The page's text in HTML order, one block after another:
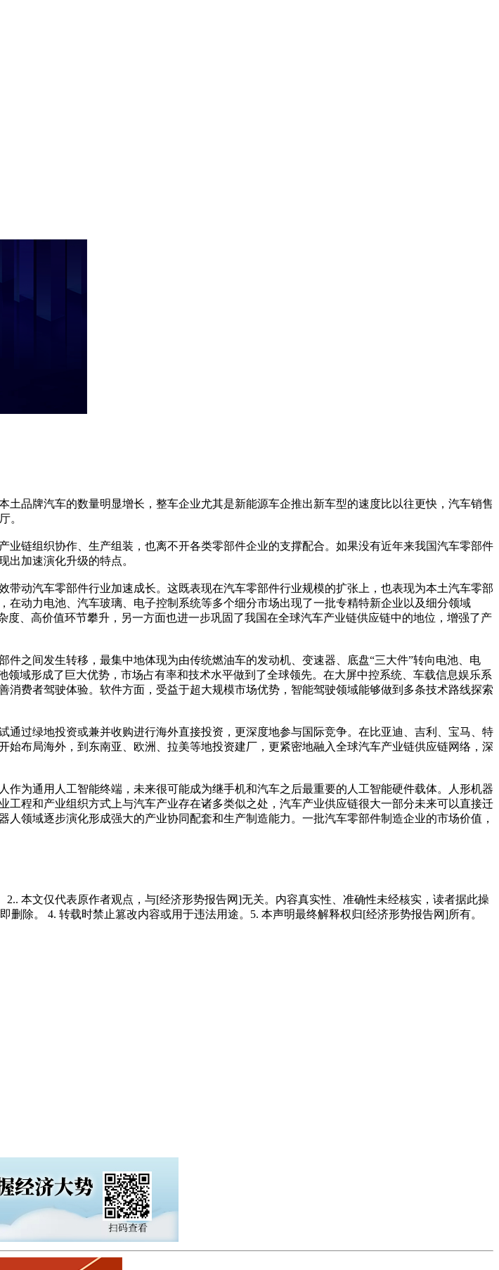
品牌汽车的数量明显增长，整车企业尤其是新能源车企推出新车型的速度比以往更快，汽车销售
。
链组织协作、生产组装，也离不开各类零部件企业的支撑配合。如果没有近年来我国汽车零部件
出加速演化升级的特点。
动汽车零部件行业加速成长。这既表现在汽车零部件行业规模的扩张上，也表现为本土汽车零部
动力电池、汽车玻璃、电子控制系统等多个细分市场出现了一批专精特新企业以及细分领域
、高价值环节攀升，另一方面也进一步巩固了我国在全球汽车产业链供应链中的地位，增强了产
之间发生转移，最集中地体现为由传统燃油车的发动机、变速器、底盘“三大件”转向电池、电
域形成了巨大优势，市场占有率和技术水平做到了全球领先。在大屏中控系统、车载信息娱乐系
费者驾驶体验。软件方面，受益于超大规模市场优势，智能驾驶领域能够做到多条技术路线探索
过绿地投资或兼并收购进行海外直接投资，更深度地参与国际竞争。在比亚迪、吉利、宝马、特
布局海外，到东南亚、欧洲、拉美等地投资建厂，更紧密地融入全球汽车产业链供应链网络，深
为通用人工智能终端，未来很可能成为继手机和汽车之后最重要的人工智能硬件载体。人形机器
程和产业组织方式上与汽车产业存在诸多类似之处，汽车产业供应链很大一部分未来可以直接迁
领域逐步演化形成强大的产业协同配套和生产制造能力。一批汽车零部件制造企业的市场价值，
本文仅代表原作者观点，与[经济形势报告网]无关。内容真实性、准确性未经核实，读者据此操
除。 4. 转载时禁止篡改内容或用于违法用途。5. 本声明最终解释权归[经济形势报告网]所有。